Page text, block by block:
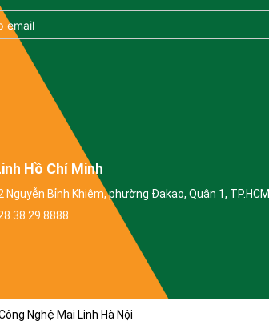
Hồ Chí Minh
Nguyễn Bỉnh Khiêm, phường Đakao, Quận 1, TP.HCM
Nghệ Mai Linh Hà Nội